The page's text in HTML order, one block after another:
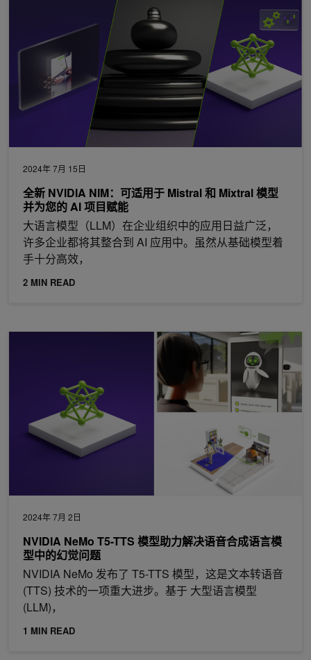
2024年 7月 15日
全新 NVIDIA NIM：可适用于 Mistral 和 Mixtral 模型
并为您的 AI 项目赋能
大语言模型（LLM）在企业组织中的应用日益广泛，
许多企业都将其整合到 AI 应用中。虽然从基础模型着
手十分高效，
2 MIN READ
2024年 7月 2日
NVIDIA NeMo T5-TTS 模型助力解决语音合成语言模
型中的幻觉问题
NVIDIA NeMo 发布了 T5-TTS 模型，这是文本转语音
(TTS) 技术的一项重大进步。基于 大型语言模型
(LLM)，
1 MIN READ
NVIDIA NeMo T5-TTS 模型助力解决语音合成语言模型中的幻觉